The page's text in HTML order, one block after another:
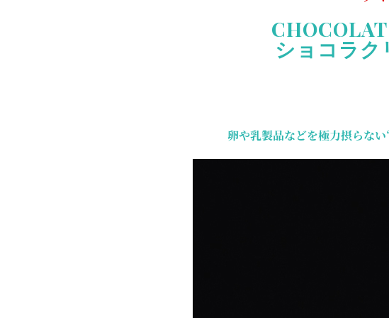
ショコラク
卵や乳製品などを極力摂らな